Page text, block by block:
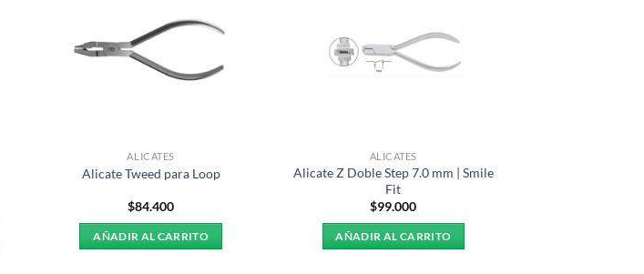
ALICATES
Alicate Tweed para Loop
$84.400
AÑADIR AL CARRITO
ALICATES
Alicate Z Doble Step 7.0 mm | Smile
Fit
$99.000
AÑADIR AL CARRITO